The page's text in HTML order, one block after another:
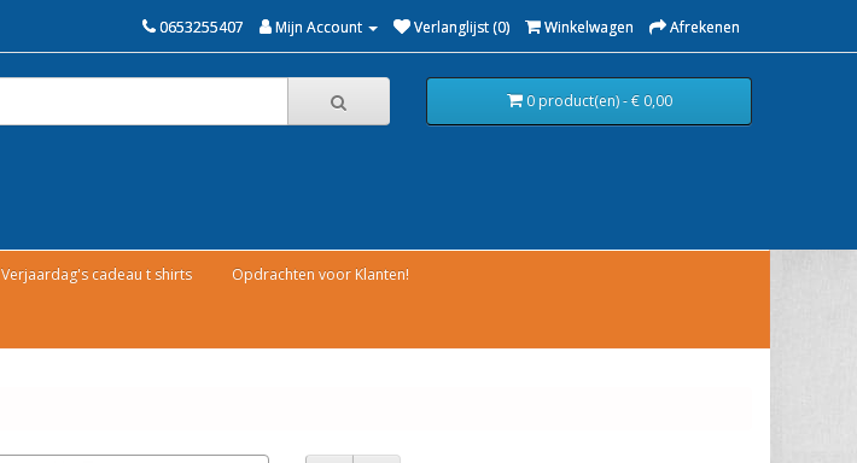
0653255407 Mijn Account Verlanglijst (0) Winkelwagen Afrekenen
0 product(en) - € 0,00
Verjaardag's cadeau t shirts Opdrachten voor Klanten!